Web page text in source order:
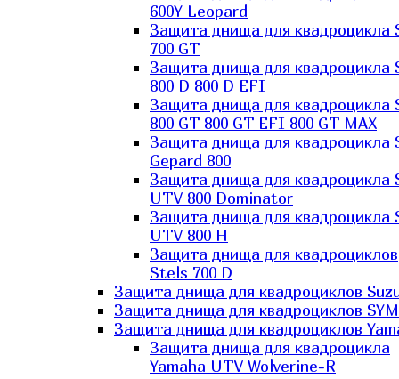
600Y Leopard
Защита днища для квадроцикла
700 GT
Защита днища для квадроцикла
800 D 800 D EFI
Защита днища для квадроцикла
800 GT 800 GT EFI 800 GT MAX
Защита днища для квадроцикла
Gepard 800
Защита днища для квадроцикла
UTV 800 Dominator
Защита днища для квадроцикла
UTV 800 H
Защита днища для квадроциклов
Stels 700 D
Защита днища для квадроциклов
Защита днища для квадроциклов SYM
Защита днища для квадроциклов
Защита днища для квадроцикла
Yamaha UTV Wolverine-R